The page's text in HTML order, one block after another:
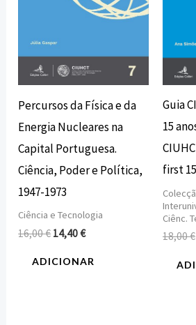
Percursos da Física e da
Energia Nucleares na
Capital Portuguesa.
Ciência, Poder e Política,
1947-1973
Ciência e Tecnologia
16,00€ 14,40€
ADICIONAR
Guia
15
first
Ciênc.
18,00€